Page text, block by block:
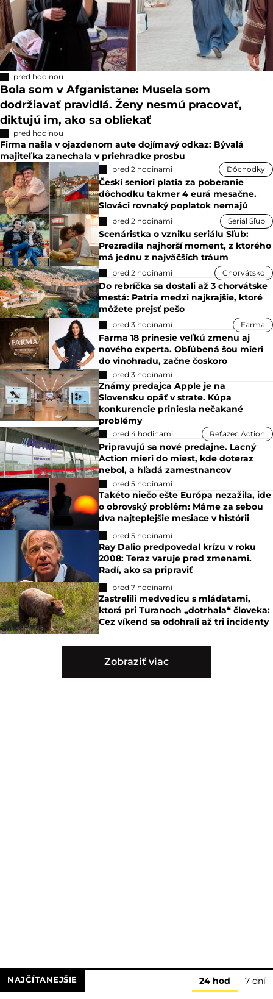
pred hodinou
Bola som v Afganistane: Musela som
dodržiavať pravidlá. Ženy nesmú pracovať,
diktujú im, ako sa obliekať
pred hodinou
Firma našla v ojazdenom aute dojímavý odkaz: Bývalá
majiteľka zanechala v priehradke prosbu
pred 2 hodinami Dôchodky
Českí seniori platia za poberanie
dôchodku takmer 4 eurá mesačne.
Slováci rovnaký poplatok nemajú
pred 2 hodinami Seriál Sľub
Scenáristka o vzniku seriálu Sľub:
Prezradila najhorší moment, z ktorého
má jednu z najväčších tráum
pred 2 hodinami Chorvátsko
Do rebríčka sa dostali až 3 chorvátske
mestá: Patria medzi najkrajšie, ktoré
môžete prejsť pešo
pred 3 hodinami Farma
Farma 18 prinesie veľkú zmenu aj
nového experta. Obľúbená šou mieri
do vinohradu, začne čoskoro
pred 3 hodinami
Známy predajca Apple je na
Slovensku opäť v strate. Kúpa
konkurencie priniesla nečakané
problémy
pred 4 hodinami Reťazec Action
Pripravujú sa nové predajne. Lacný
Action mieri do miest, kde doteraz
nebol, a hľadá zamestnancov
pred 5 hodinami
Takéto niečo ešte Európa nezažila, ide
o obrovský problém: Máme za sebou
dva najteplejšie mesiace v histórii
pred 5 hodinami
Ray Dalio predpovedal krízu v roku
2008: Teraz varuje pred zmenami.
Radí, ako sa pripraviť
pred 7 hodinami
Zastrelili medvedicu s mláďatami,
ktorá pri Turanoch „dotrhala“ človeka:
Cez víkend sa odohrali až tri incidenty
Zobraziť viac
NAJČÍTANEJŠIE 24 hod 7 dní